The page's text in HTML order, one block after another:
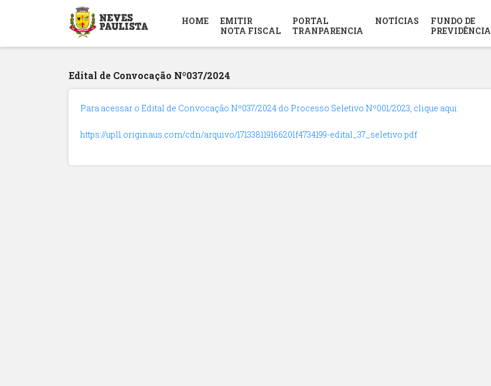
HOME
EMITIR
NOTA FISCAL
PORTAL
TRANPARENCIA
NOTÍCIAS
FUNDO DE
PREVIDÊNCIA
Edital de Convocação Nº037/2024
Para acessar o Edital de Convocação Nº037/2024 do Processo Seletivo Nº001/2023, clique aqui:
https://upl1.originaus.com/cdn/arquivo/171338119166201f4734199-edital_37_seletivo.pdf